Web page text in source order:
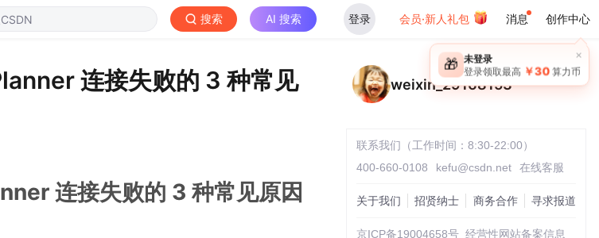
搜索 AI 搜索 登录 会员·新人礼包 消息 创作中心
×
🎁 未登录
登录领取最高 ￥30 算力币
连接失败的 3 种常见
连接失败的 3 种常见原因
weixin_29168153
联系我们（工作时间：8:30-22:00）
400-660-0108
kefu@csdn.net 在线客服
关于我们 招贤纳士 商务合作 寻求报道
京ICP备19004658号 经营性网站备案信息